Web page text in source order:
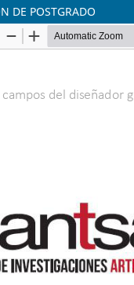
DE POSTGRADO